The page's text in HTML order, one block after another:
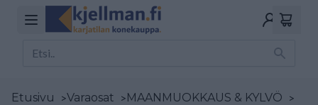
Etusivu >Varaosat >MAANMUOKKAUS & KYLVÖ >